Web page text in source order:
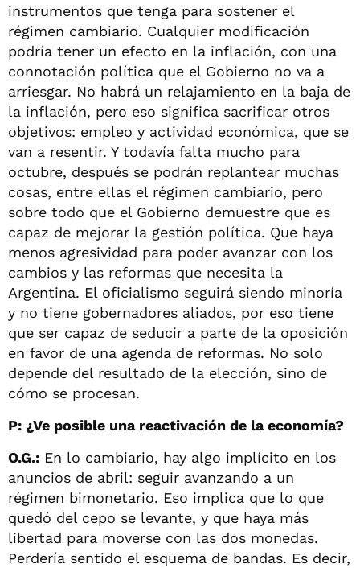
instrumentos que tenga para sostener el
régimen cambiario. Cualquier modificación
podría tener un efecto en la inflación, con una
connotación política que el Gobierno no va a
arriesgar. No habrá un relajamiento en la baja de
la inflación, pero eso significa sacrificar otros
objetivos: empleo y actividad económica, que se
van a resentir. Y todavía falta mucho para
octubre, después se podrán replantear muchas
cosas, entre ellas el régimen cambiario, pero
sobre todo que el Gobierno demuestre que es
capaz de mejorar la gestión política. Que haya
menos agresividad para poder avanzar con los
cambios y las reformas que necesita la
Argentina. El oficialismo seguirá siendo minoría
y no tiene gobernadores aliados, por eso tiene
que ser capaz de seducir a parte de la oposición
en favor de una agenda de reformas. No solo
depende del resultado de la elección, sino de
cómo se procesan.
P: ¿Ve posible una reactivación de la economía?
O.G.: En lo cambiario, hay algo implícito en los
anuncios de abril: seguir avanzando a un
régimen bimonetario. Eso implica que lo que
quedó del cepo se levante, y que haya más
libertad para moverse con las dos monedas.
Perdería sentido el esquema de bandas. Es decir,